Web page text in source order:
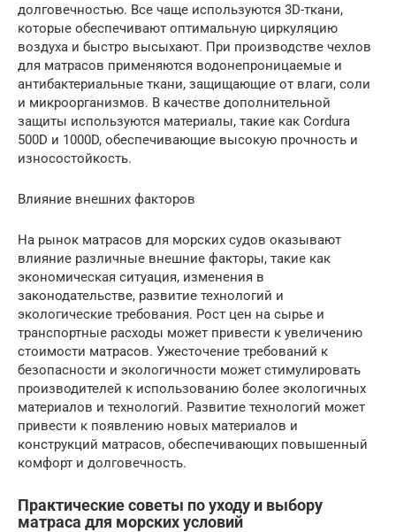
долговечностью. Все чаще используются 3D-ткани,
которые обеспечивают оптимальную циркуляцию
воздуха и быстро высыхают. При производстве чехлов
для матрасов применяются водонепроницаемые и
антибактериальные ткани, защищающие от влаги, соли
и микроорганизмов. В качестве дополнительной
защиты используются материалы, такие как Cordura
500D и 1000D, обеспечивающие высокую прочность и
износостойкость.
Влияние внешних факторов
На рынок матрасов для морских судов оказывают
влияние различные внешние факторы, такие как
экономическая ситуация, изменения в
законодательстве, развитие технологий и
экологические требования. Рост цен на сырье и
транспортные расходы может привести к увеличению
стоимости матрасов. Ужесточение требований к
безопасности и экологичности может стимулировать
производителей к использованию более экологичных
материалов и технологий. Развитие технологий может
привести к появлению новых материалов и
конструкций матрасов, обеспечивающих повышенный
комфорт и долговечность.
Практические советы по уходу и выбору
матраса для морских условий